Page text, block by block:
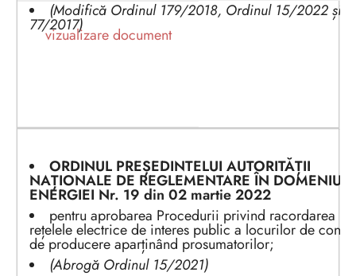
(Modifică Ordinul 179/2018, Ordinul 15/2022 și
77/2017)
vizualizare document
ORDINUL PREȘEDINTELUI AUTORITĂȚII
NAȚIONALE DE REGLEMENTARE ÎN DOMENIUL
ENERGIEI Nr. 19 din 02 martie2022
pentru aprobarea Procedurii privind racordarea la
rețelele electrice de interes public a locurilor de
de producere aparținând prosumatorilor;
(Abrogă Ordinul 15/2021)